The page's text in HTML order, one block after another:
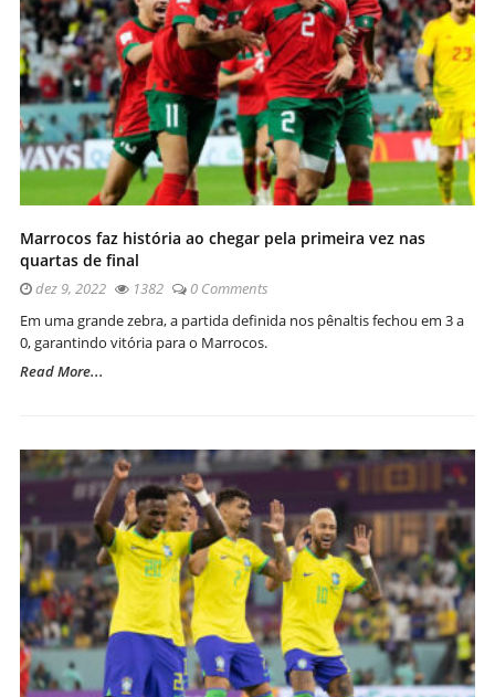
Marrocos faz história ao chegar pela primeira vez nas
quartas de final
dez 9, 2022 1382
0 Comments
Em uma grande zebra, a partida definida nos pênaltis fechou em 3 a
0, garantindo vitória para o Marrocos.
Read More...